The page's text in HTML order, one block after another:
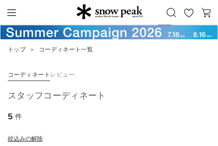
Snow Peak
お
気
カ
ー
トップ ＞ コーディネート一覧
コーディネート レビュー
スタッフコーディネート
5 件
絞込みの解除